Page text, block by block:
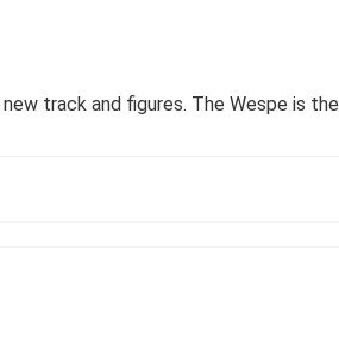
track and figures. The Wespe is the